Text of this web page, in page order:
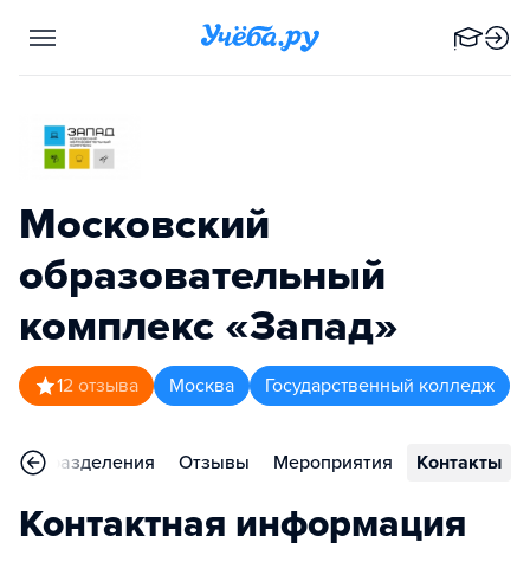
Московский
образовательный
комплекс «Запад»
12 отзыва Москва Государственный колледж
Подразделения Отзывы Мероприятия Контакты
Контактная информация